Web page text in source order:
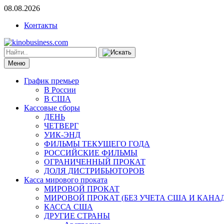
08.08.2026
Контакты
Меню
График премьер
В России
В США
Кассовые сборы
ДЕНЬ
ЧЕТВЕРГ
УИК-ЭНД
ФИЛЬМЫ ТЕКУЩЕГО ГОДА
РОССИЙСКИЕ ФИЛЬМЫ
ОГРАНИЧЕННЫЙ ПРОКАТ
ДОЛЯ ДИСТРИБЬЮТОРОВ
Касса мирового проката
МИРОВОЙ ПРОКАТ
МИРОВОЙ ПРОКАТ (БЕЗ УЧЕТА США И
КАССА США
ДРУГИЕ СТРАНЫ